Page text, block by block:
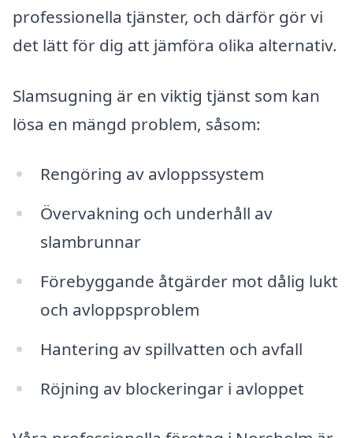
professionella tjänster, och därför gör vi
det lätt för dig att jämföra olika alternativ.
Slamsugning är en viktig tjänst som kan
lösa en mängd problem, såsom:
Rengöring av avloppssystem
Övervakning och underhåll av
slambrunnar
Förebyggande åtgärder mot dålig lukt
och avloppsproblem
Hantering av spillvatten och avfall
Röjning av blockeringar i avloppet